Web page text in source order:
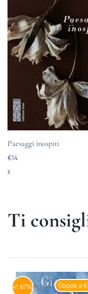
Paesaggi inospiti
€14
Ti
Ebook a
41.67%